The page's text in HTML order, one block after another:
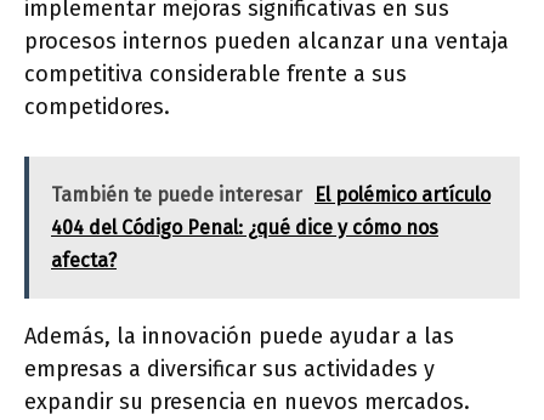
implementar mejoras significativas en sus
procesos internos pueden alcanzar una ventaja
competitiva considerable frente a sus
competidores.
También te puede interesar
El polémico artículo
404 del Código Penal: ¿qué dice y cómo nos
afecta?
Además, la innovación puede ayudar a las
empresas a diversificar sus actividades y
expandir su presencia en nuevos mercados.